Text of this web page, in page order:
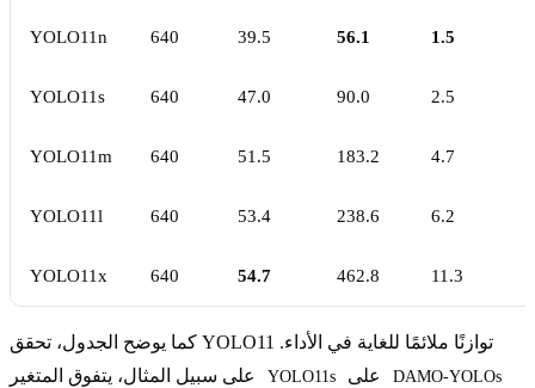
YOLO11n 640 39.5 56.1 1.5
YOLO11s 640 47.0 90.0 2.5
YOLO11m 640 51.5 183.2 4.7
YOLO11l 640 53.4 238.6 6.2
YOLO11x 640 54.7 462.8 11.3
كما يوضح الجدول، تحقق YOLO11 توازنًا ملائمًا للغاية في الأداء.
YOLO11s DAMO-YOLOs